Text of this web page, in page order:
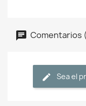
Comentarios
Sea el